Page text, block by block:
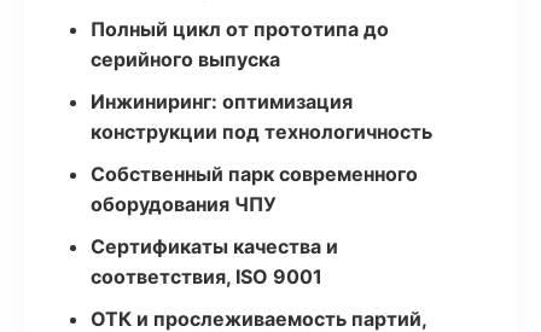
Полный цикл от прототипа до
серийного выпуска
Инжиниринг: оптимизация
конструкции под технологичность
Собственный парк современного
оборудования ЧПУ
Сертификаты качества и
соответствия, ISO 9001
ОТК и прослеживаемость партий,